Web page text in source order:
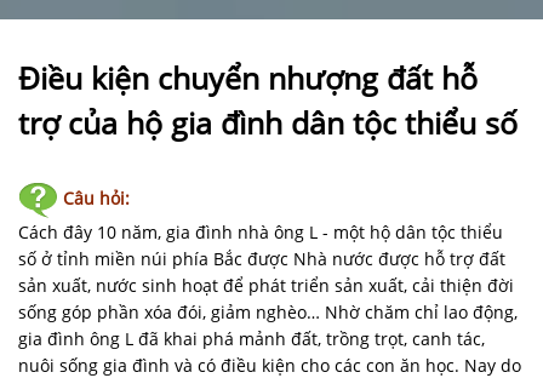
TỤC
ĐẤT
VĂN
-
BIỂU
MẪU
LIÊN
HỆ
Điều kiện chuyển nhượng đất hỗ
trợ của hộ gia đình dân tộc thiểu số
Câu hỏi:
Cách đây 10 năm, gia đình nhà ông L - một hộ dân tộc thiểu
số ở tỉnh miền núi phía Bắc được Nhà nước được hỗ trợ đất
sản xuất, nước sinh hoạt để phát triển sản xuất, cải thiện đời
sống góp phần xóa đói, giảm nghèo… Nhờ chăm chỉ lao động,
gia đình ông L đã khai phá mảnh đất, trồng trọt, canh tác,
nuôi sống gia đình và có điều kiện cho các con ăn học. Nay do